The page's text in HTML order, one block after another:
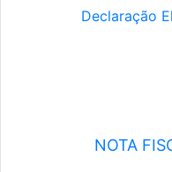
Declaração
NOTA